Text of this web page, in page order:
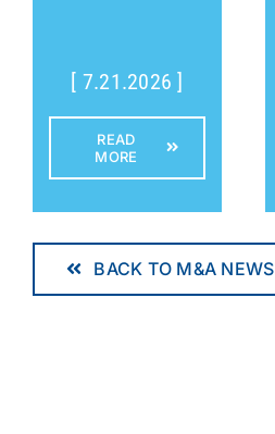
[ 7.21.2026 ]
READ
MORE
BACK TO M&A NEWS